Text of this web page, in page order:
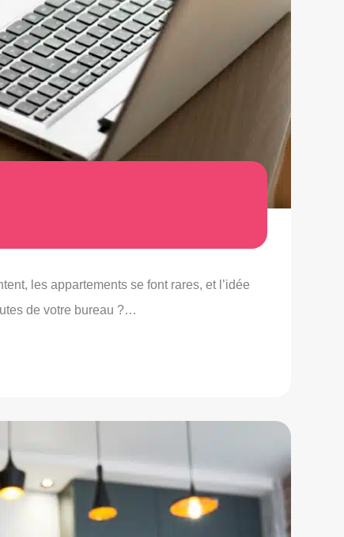
les appartements se font rares, et l’idée
de votre bureau ?…